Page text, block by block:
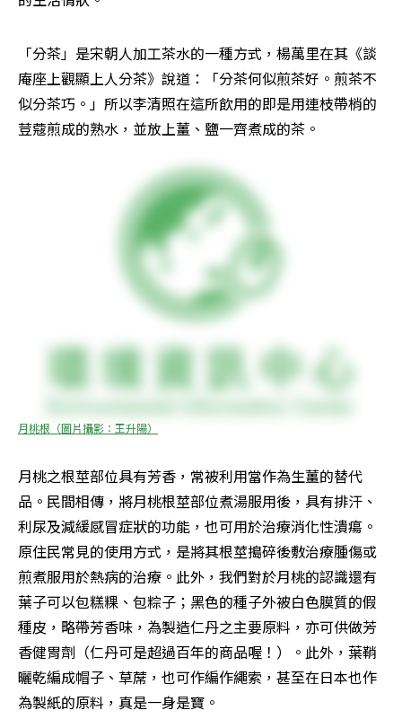
「分茶」是宋朝人加工茶水的一種方式，楊萬里在其《談
庵座上觀顯上人分茶》說道：「分茶何似煎茶好。煎茶不
似分茶巧。」所以李清照在這所飲用的即是用連枝帶梢的
荳蔻煎成的熟水，並放上薑、鹽一齊煮成的茶。
月桃根（圖片攝影：王升陽）
月桃之根莖部位具有芳香，常被利用當作為生薑的替代
品。民間相傳，將月桃根莖部位煮湯服用後，具有排汗、
利尿及減緩感冒症狀的功能，也可用於治療消化性潰瘍。
原住民常見的使用方式，是將其根莖搗碎後敷治療腫傷或
煎煮服用於熱病的治療。此外，我們對於月桃的認識還有
葉子可以包糕粿、包粽子；黑色的種子外被白色膜質的假
種皮，略帶芳香味，為製造仁丹之主要原料，亦可供做芳
香健胃劑（仁丹可是超過百年的商品喔！）。此外，葉鞘
曬乾編成帽子、草蓆，也可作編作繩索，甚至在日本也作
為製紙的原料，真是一身是寶。